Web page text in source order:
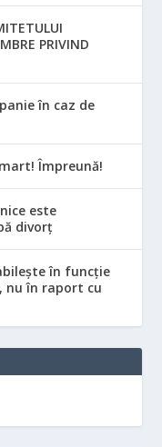
PRIVIND
în caz de
Împreună!
este
divorț
în funcție
nu în raport cu